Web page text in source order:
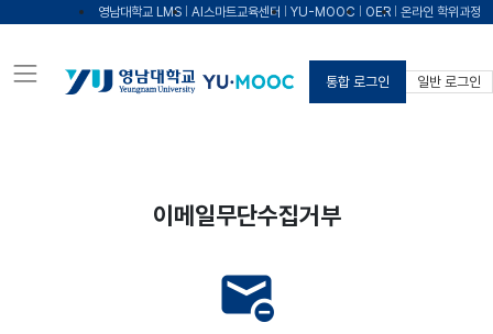
영남대학교 LMS AI스마트교육센터 YU-MOOC OER 온라인 학위과정
통합 로그인 일반 로그인
이메일무단수집거부
unsubscribe